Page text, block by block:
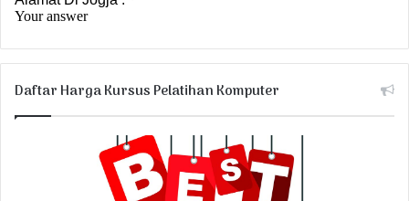
Daftar Harga Kursus Pelatihan Komputer